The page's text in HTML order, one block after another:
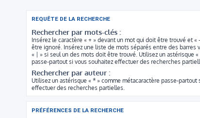
REQUÊTE DE LA RECHERCHE
Rechercher par mots-clés :
Insérez le caractère « + » devant un mot qui doit être trouvé et «
être ignoré. Insérez une liste de mots séparés entre des barres
« | » si seul un des mots doit être trouvé. Utilisez un astérisque
passe-partout si vous souhaitez effectuer des recherches
Rechercher par auteur :
Utilisez un astérisque « * » comme métacaractère passe-partout
effectuer des recherches partielles.
PRÉFÉRENCES DE LA RECHERCHE